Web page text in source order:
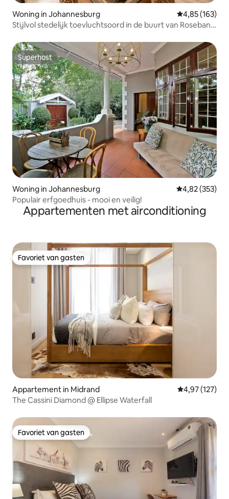
Woning in Johannesburg Gemiddelde
4,85 (163)
Stijlvol stedelijk toevluchtsoord in de buurt van Rosebank
Superhost
Superhost
Woning in Johannesburg Gemiddelde
4,82 (353)
Populair erfgoedhuis - mooi en veilig!
Appartementen met airconditioning
Favoriet van gasten
Favoriet van gasten
Appartement in Midrand Gemiddelde
4,97 (127)
The Cassini Diamond @ Ellipse Waterfall
Favoriet van gasten
Favoriet van gasten